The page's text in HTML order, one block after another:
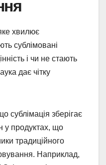
хвилює
сублімовані
і чи не стають
дає чітку
сублімація зберігає
у продуктах, що
традиційного
Наприклад,